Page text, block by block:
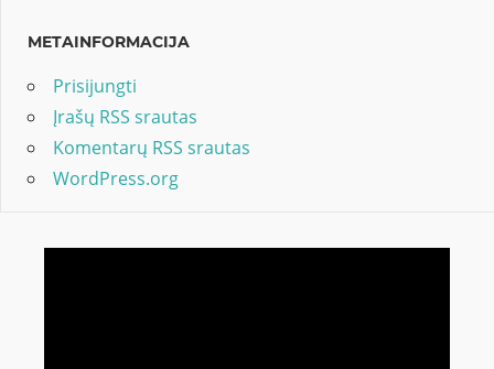
METAINFORMACIJA
Prisijungti
Įrašų RSS srautas
Komentarų RSS srautas
WordPress.org